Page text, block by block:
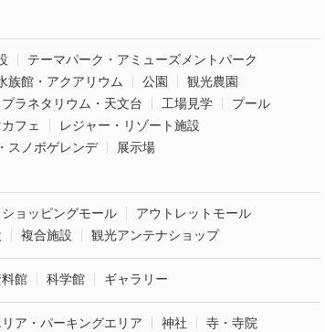
テーマパーク・アミューズメントパーク
族館・アクアリウム 公園
観光農園
プラネタリウム・天文台 工場見学
プール
フェ
レジャー・リゾート施設
スノボゲレンデ
展示場
ショッピングモール
アウトレットモール
複合施設 観光アンテナショップ
館 科学館 ギャラリー
ア・パーキングエリア 神社
寺・寺院